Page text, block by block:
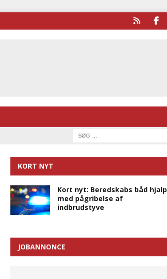
KORT NYT
Kort nyt: Beredskabs båd hjalp
med pågribelse af
indbrudstyve
JOBANNONCE